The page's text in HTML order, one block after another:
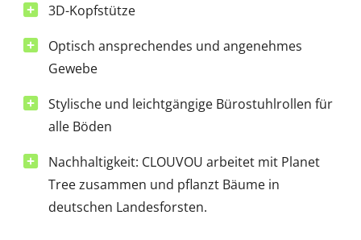
3D-Kopfstütze
Optisch ansprechendes und angenehmes
Gewebe
Stylische und leichtgängige Bürostuhlrollen für
alle Böden
Nachhaltigkeit: CLOUVOU arbeitet mit Planet
Tree zusammen und pflanzt Bäume in
deutschen Landesforsten.